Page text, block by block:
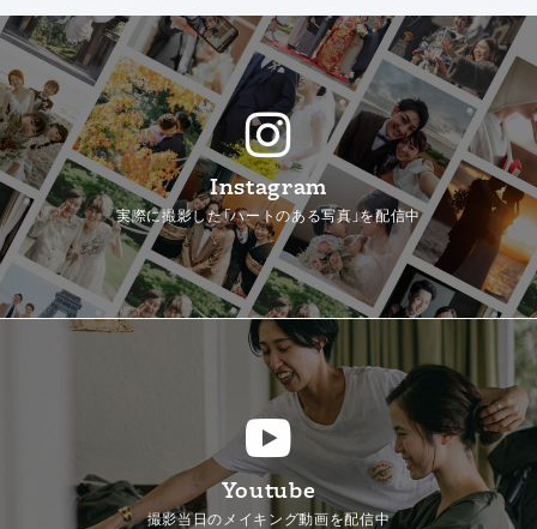
Instagram
実際に撮影した「ハートのある写真」を配信中
Youtube
撮影当日のメイキング動画を配信中